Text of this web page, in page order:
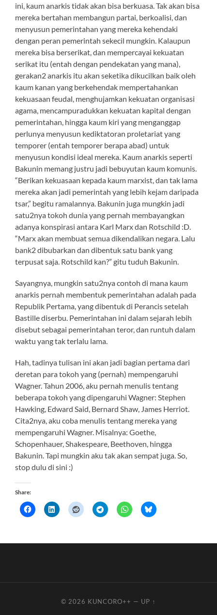
ini, kaum anarkis tidak akan bisa berkuasa. Tak akan bisa
mereka bertahan membangun partai, berkoalisi, dan
menyusun pemerintahan yang mereka kehendaki
dengan peran pemerintah sekecil mungkin. Kalaupun
mereka bisa berserikat, dan mempercayai kekuatan
serikat itu (entah dengan pendekatan yang mana),
gerakan2 anarkis itu akan seketika dikucilkan baik oleh
kaum kanan yang berkehendak mempertahankan
kekuasaan feudal, menghujamkan kekuatan organisasi
agama, mencampuradukkan kekuatan kapital dengan
pemerintahan, hingga kaum kiri yang menganggap
perlunya menyusun kediktatoran proletariat yang
temporer (entah temporer berapa abad) untuk
menyusun kondisi ideal mereka. Kaum anarkis seperti
Bakunin memang justru jadi bebuyutan kaum komunis.
“Berikan kekuasaan kepada kaum marxist, dan tak lama
mereka akan jadi pemerintah yang lebih kejam daripada
tsar,” begitu ramalannya. Bakunin juga mungkin jadi
satu2nya tokoh dunia yang pernah membayangkan
adanya konspirasi antara Karl Marx dan Rotschild :D.
“Marx akan membuat semua dikendalikan negara. Lalu
bank2 dibubarkan dan dibentuk satu bank yang
terpusat saja. Rotschild kan?” gitu tuduh Bakunin.
Sayangnya, mungkin satu2nya contoh di mana kaum
anarkis pernah membentuk pemerintahan adalah pada
Republik Pertama, yang dibentuk di Perancis setelah
Bastille diserbu. Pemerintahan ini dalam sejarah lebih
disebut sebagai pemerintahan teror, dan runtuh dalam
waktu yang tak terlalu lama.
Hah, tadinya tulisan ini akan jadi bagian pertama dari
deretan para tokoh yang (pernah) mempengaruhi
Wagner. Tahun 2006, aku pernah menulis tentang
beberapa tokoh yang dipengaruhi Wagner: Stephen
Hawking, Edward Said, Bernard Shaw, James Herriot.
Cita2nya, aku coba menulis tentang mereka yang
mempengaruhi Wagner. Misalnya: Goethe,
Schopenhauer, Shakespeare, Beethoven, hingga
Bakunin. Tapi mungkin aku tak akan sempat juga. So,
stop dulu di sini :)
Share:
© 2026 KUNCORO++ — UP ↑